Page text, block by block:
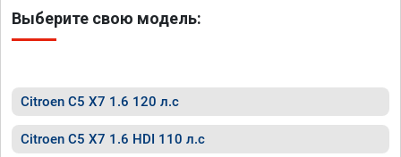
Выберите свою модель:
Citroen C5 X7 1.6 120 л.с
Citroen C5 X7 1.6 HDI 110 л.с